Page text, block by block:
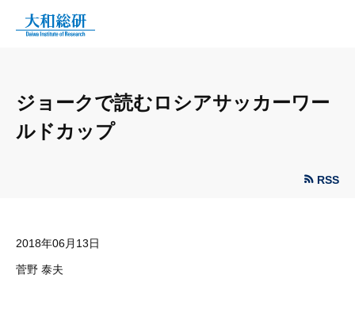
ジョークで読むロシアサッカーワー
ルドカップ
RSS
2018年06月13日
菅野 泰夫